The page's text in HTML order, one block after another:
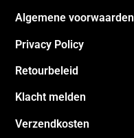
Algemene voorwaarden
Privacy Policy
Retourbeleid
Klacht melden
Verzendkosten